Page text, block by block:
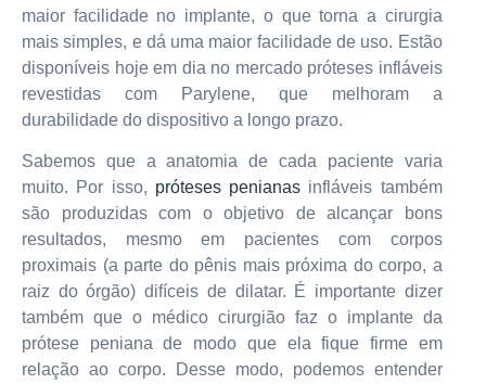
maior facilidade no implante, o que torna a cirurgia
mais simples, e dá uma maior facilidade de uso. Estão
disponíveis hoje em dia no mercado próteses infláveis
revestidas com Parylene, que melhoram a
durabilidade do dispositivo a longo prazo.
Sabemos que a anatomia de cada paciente varia
muito. Por isso, próteses penianas infláveis também
são produzidas com o objetivo de alcançar bons
resultados, mesmo em pacientes com corpos
proximais (a parte do pênis mais próxima do corpo, a
raiz do órgão) difíceis de dilatar. É importante dizer
também que o médico cirurgião faz o implante da
prótese peniana de modo que ela fique firme em
relação ao corpo. Desse modo, podemos entender